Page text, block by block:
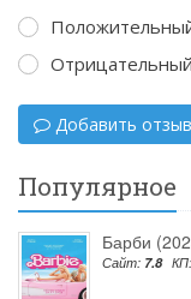
Отрицательный
Добавить отзыв
Популярное
Барби
Сайт: 7.8 КП: